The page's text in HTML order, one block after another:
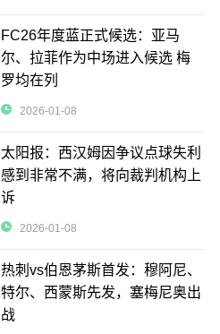
FC26年度蓝正式候选：亚马
尔、拉菲作为中场进入候选 梅
罗均在列
2026-01-08
太阳报：西汉姆因争议点球失利
感到非常不满，将向裁判机构上
诉
2026-01-08
热刺vs伯恩茅斯首发：穆阿尼、
特尔、西蒙斯先发，塞梅尼奥出
战